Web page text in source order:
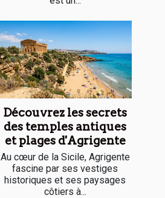
Découvrez les secrets
des temples antiques
et plages d'Agrigente
Au cœur de la Sicile, Agrigente
fascine par ses vestiges
historiques et ses paysages
côtiers à...